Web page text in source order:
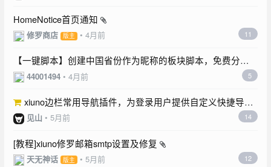
HomeNotice首页通知
修罗商店 版主 • 4月前 11
【一键脚本】创建中国省份作为昵称的板块脚本，免费分
享！新增一键自动创建板块下的所有城市标签！
44001494 • 4月前 5
xiuno边栏常用导航插件，为登录用户提供自定义快捷导
航，支持后台动态增删链接。
见山 • 5月前 14
[教程]xiuno修罗邮箱smtp设置及修复
天无神话 版主 • 5月前 12